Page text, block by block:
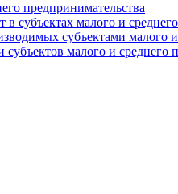
предпринимательства
субъектах малого и
субъектами малого
малого и среднего